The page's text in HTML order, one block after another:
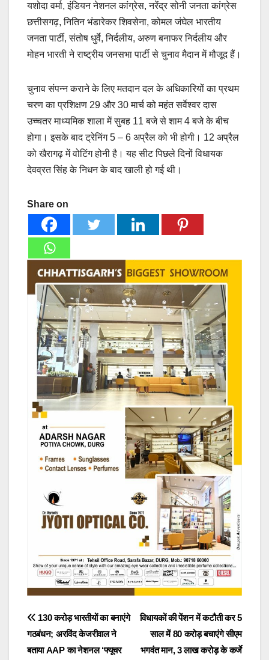
यशोदा वर्मा, इंडियन नेशनल कांग्रेस, नरेंद्र सोनी जनता कांग्रेस
छत्तीसगढ़, नितिन भंडारेकर शिवसेना, कोमल जंघेल भारतीय
जनता पार्टी, संतोष धुर्वे, निर्दलीय, अरुण बनाफर निर्दलीय और
मोहन भारती ने राष्ट्रीय जनसभा पार्टी से चुनाव मैदान में मौजूद हैं।
चुनाव संपन्न कराने के लिए मतदान दल के अधिकारियों का प्रथम
चरण का प्रशिक्षण 29 और 30 मार्च को महंत सर्वेश्वर दास
उच्चतर माध्यमिक शाला में सुबह 11 बजे से शाम 4 बजे के बीच
होगा। इसके बाद ट्रेनिंग 5 – 6 अप्रैल को भी होगी। 12 अप्रैल
को खैरागढ़ में वोटिंग होनी है। यह सीट पिछले दिनों विधायक
देवव्रत सिंह के निधन के बाद खाली हो गई थी।
Share on
Post
navigation
विधायकों की पेंशन में कटौती कर 5
साल में 80 करोड़ बचाएंगे सीएम
भगवंत मान, 3 लाख करोड़ के कर्जे
130 करोड़ भारतीयों का बनाएंगे
गठबंधन; अरविंद केजरीवाल ने
बताया AAP का नेशनल ‘फ्यूचर